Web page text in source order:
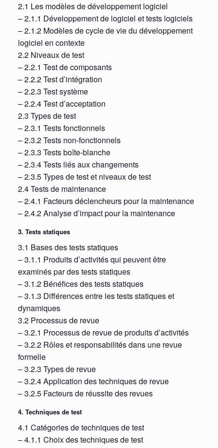
2.1 Les modèles de développement logiciel
– 2.1.1 Développement de logiciel et tests logiciels
– 2.1.2 Modèles de cycle de vie du développement
logiciel en contexte
2.2 Niveaux de test
– 2.2.1 Test de composants
– 2.2.2 Test d’intégration
– 2.2.3 Test système
– 2.2.4 Test d’acceptation
2.3 Types de test
– 2.3.1 Tests fonctionnels
– 2.3.2 Tests non-fonctionnels
– 2.3.3 Tests boîte-blanche
– 2.3.4 Tests liés aux changements
– 2.3.5 Types de test et niveaux de test
2.4 Tests de maintenance
– 2.4.1 Facteurs déclencheurs pour la maintenance
– 2.4.2 Analyse d’impact pour la maintenance
3. Tests statiques
3.1 Bases des tests statiques
– 3.1.1 Produits d’activités qui peuvent être
examinés par des tests statiques
– 3.1.2 Bénéfices des tests statiques
– 3.1.3 Différences entre les tests statiques et
dynamiques
3.2 Processus de revue
– 3.2.1 Processus de revue de produits d’activités
– 3.2.2 Rôles et responsabilités dans une revue
formelle
– 3.2.3 Types de revue
– 3.2.4 Application des techniques de revue
– 3.2.5 Facteurs de réussite des revues
4. Techniques de test
4.1 Catégories de techniques de test
– 4.1.1 Choix des techniques de test